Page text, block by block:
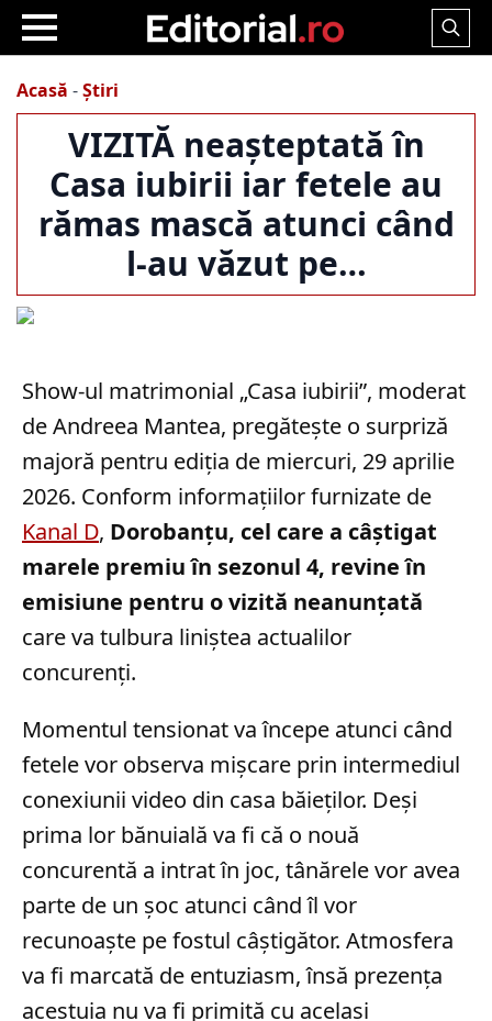
Search
Acasă -Știri
VIZITĂ neașteptată în
Casa iubirii iar fetele au
rămas mască atunci când
l-au văzut pe…
Show-ul matrimonial „Casa iubirii”, moderat
de Andreea Mantea, pregătește o surpriză
majoră pentru ediția de miercuri, 29 aprilie
2026. Conform informațiilor furnizate de
Kanal D, Dorobanțu, cel care a câștigat
marele premiu în sezonul 4, revine în
emisiune pentru o vizită neanunțată
care va tulbura liniștea actualilor
concurenți.
Momentul tensionat va începe atunci când
fetele vor observa mișcare prin intermediul
conexiunii video din casa băieților. Deși
prima lor bănuială va fi că o nouă
concurentă a intrat în joc, tânărele vor avea
parte de un șoc atunci când îl vor
recunoaște pe fostul câștigător. Atmosfera
va fi marcată de entuziasm, însă prezența
acestuia nu va fi primită cu același